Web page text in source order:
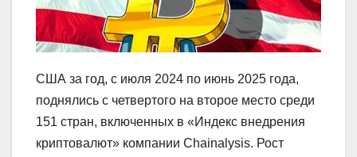
США за год, с июля 2024 по июнь 2025 года,
поднялись с четвертого на второе место среди
151 стран, включенных в «Индекс внедрения
криптовалют» компании Chainalysis. Рост